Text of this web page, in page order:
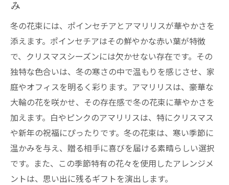
夙川駅周辺での花屋巡りの楽しみ方
季節ごとの花々で特別な瞬間を演出する夙川駅
の花屋
季節の花がもたらす感動
夙川駅の花屋が提案する季節の花束
特別な日のための花束選び
季節ごとの花々の香りと色彩
夙川駅近くの花屋で特別な瞬間を演出
季節ごとの花束がもたらす思い出
夙川駅近くの花屋が教える季節の花束の楽しみ
み
冬の花束には、ポインセチアとアマリリスが華やかさを
添えます。ポインセチアはその鮮やかな赤い葉が特徴
で、クリスマスシーズンには欠かせない存在です。その
独特な色合いは、冬の寒さの中で温もりを感じさせ、家
庭やオフィスを明るく彩ります。アマリリスは、豪華な
大輪の花を咲かせ、その存在感で冬の花束に華やかさを
加えます。白やピンクのアマリリスは、特にクリスマス
や新年の祝福にぴったりです。冬の花束は、寒い季節に
温かみを与え、贈る相手に喜びを届ける素晴らしい選択
です。また、この季節特有の花々を使用したアレンジメ
ントは、思い出に残るギフトを演出します。